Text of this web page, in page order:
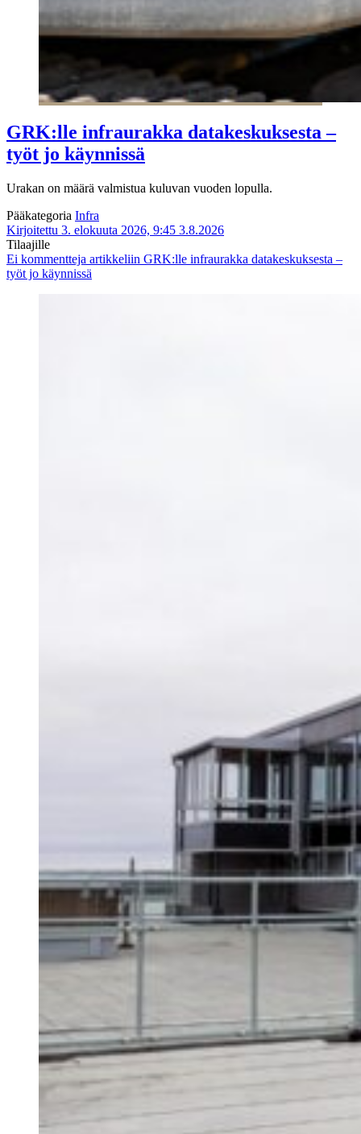
GRK:lle infraurakka datakeskuksesta –
työt jo käynnissä
Urakan on määrä valmistua kuluvan vuoden lopulla.
Pääkategoria Infra
Kirjoitettu 3. elokuuta 2026, 9:45 3.8.2026
Tilaajille
Ei kommentteja artikkeliin GRK:lle infraurakka datakeskuksesta –
työt jo käynnissä